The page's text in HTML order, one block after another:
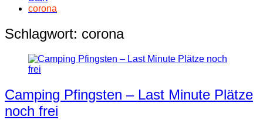
corona
Schlagwort: corona
Camping Pfingsten – Last Minute Plätze
noch frei